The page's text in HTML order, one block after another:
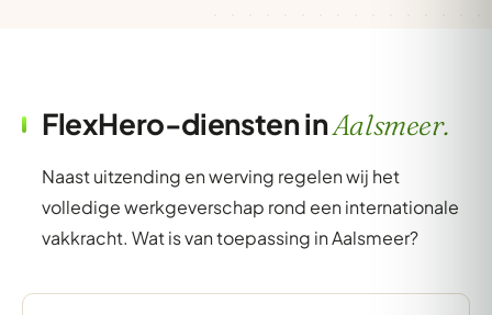
FlexHero-diensten inAalsmeer.
Naast uitzending en werving regelen wij het
volledige werkgeverschap rond een internationale
vakkracht. Wat is van toepassing in Aalsmeer?